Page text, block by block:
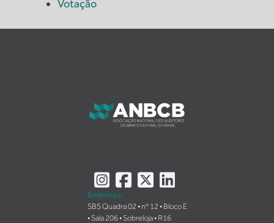
Votação
InstagramFacebook
X LinkedIn
Endereço:
SBS Quadra 02 • nº 12 • Bloco E
• Sala 206 • Sobreloja • R16